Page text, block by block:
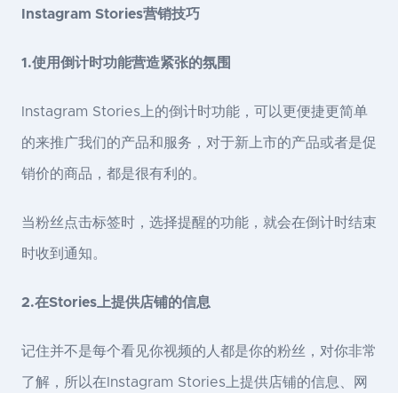
Instagram Stories营销技巧
1.使用倒计时功能营造紧张的氛围
Instagram Stories上的倒计时功能，可以更便捷更简单
的来推广我们的产品和服务，对于新上市的产品或者是促
销价的商品，都是很有利的。
当粉丝点击标签时，选择提醒的功能，就会在倒计时结束
时收到通知。
2.在Stories上提供店铺的信息
记住并不是每个看见你视频的人都是你的粉丝，对你非常
了解，所以在Instagram Stories上提供店铺的信息、网